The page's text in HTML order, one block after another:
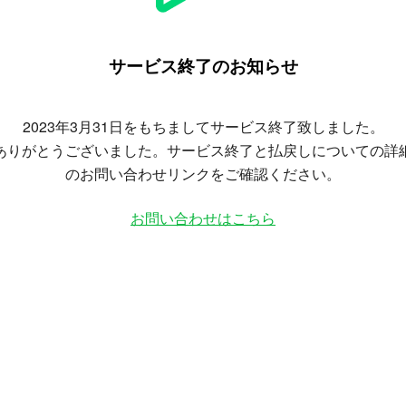
サービス終了のお知らせ
2023年3月31日をもちましてサービス終了致しました。
りがとうございました。サービス終了と払戻しについての詳
のお問い合わせリンクをご確認ください。
お問い合わせはこちら